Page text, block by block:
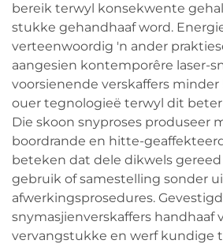
bereik terwyl konsekwente
stukke gehandhaaf word.
verteenwoordig 'n ander
aangesien kontemporêre laser-
voorsienende verskaffers minder
ouer tegnologieë terwyl dit
Die skoon snyproses produseer
boordrande en hitte-
beteken dat dele dikwels
gebruik of samestelling sonder
afwerkingsprosedures.
snymasjienverskaffers handhaaf
vervangstukke en werf kundige